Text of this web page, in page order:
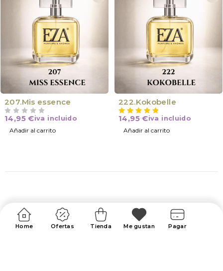
207.Mis essence
14,95€iva incluido
Añadir al carrito
222.Kokobelle
14,95€iva incluido
Añadir al carrito
Home Ofertas Tienda Me gustan Pagar